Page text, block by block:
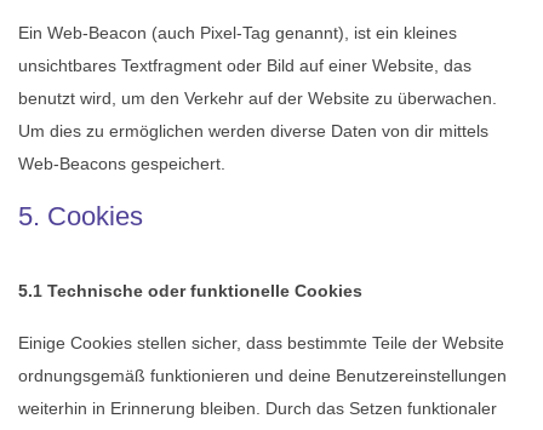
Ein Web-Beacon (auch Pixel-Tag genannt), ist ein kleines
unsichtbares Textfragment oder Bild auf einer Website, das
benutzt wird, um den Verkehr auf der Website zu überwachen.
Um dies zu ermöglichen werden diverse Daten von dir mittels
Web-Beacons gespeichert.
5. Cookies
5.1 Technische oder funktionelle Cookies
Einige Cookies stellen sicher, dass bestimmte Teile der Website
ordnungsgemäß funktionieren und deine Benutzereinstellungen
weiterhin in Erinnerung bleiben. Durch das Setzen funktionaler